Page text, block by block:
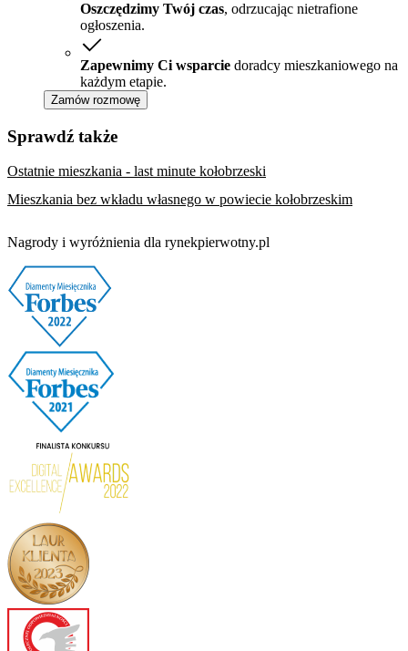
Oszczędzimy Twój czas, odrzucając nietrafione
ogłoszenia.
Zapewnimy Ci wsparcie doradcy mieszkaniowego na
każdym etapie.
Zamów rozmowę
Sprawdź także
Ostatnie mieszkania - last minute kołobrzeski
Mieszkania bez wkładu własnego w powiecie kołobrzeskim
Nagrody i wyróżnienia dla rynekpierwotny.pl